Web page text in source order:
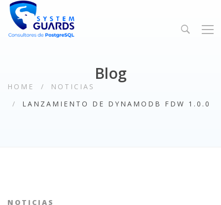
Blog
HOME
NOTICIAS
LANZAMIENTO DE DYNAMODB FDW 1.0.0
NOTICIAS